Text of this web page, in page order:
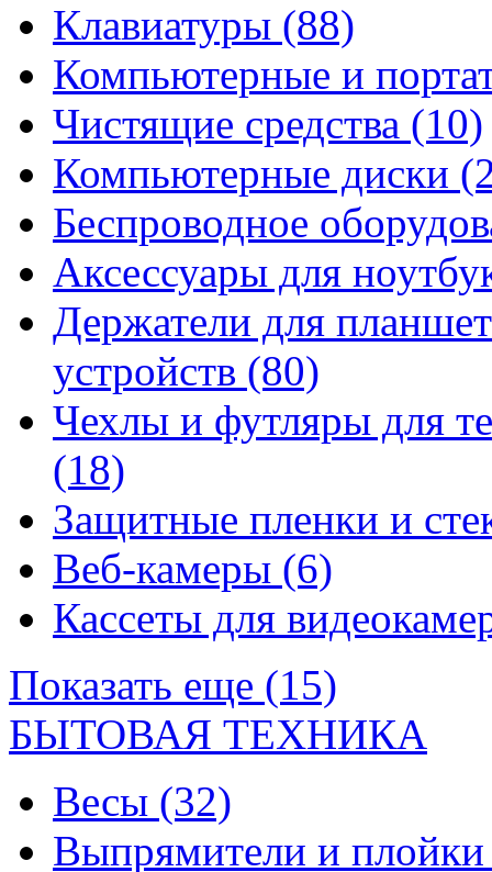
Клавиатуры (88)
Компьютерные и
Чистящие средства (10)
Компьютерные диски
Беспроводное
Аксессуары для
Держатели для
устройств (80)
Чехлы и футляры для
(18)
Защитные пленки и
Веб-камеры (6)
Кассеты для
Показать еще (15)
БЫТОВАЯ ТЕХНИКА
Весы (32)
Выпрямители и